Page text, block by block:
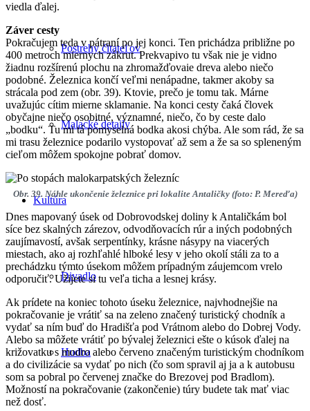
Postrehy čitateľov
Malacké detaily
Kultúra
Divadlo
Hudba
viedla ďalej.
Záver cesty
Pokračujem teda v pátraní po jej konci. Ten prichádza približne po
400 metroch miernych zákrut. Prekvapivo tu však nie je vidno
žiadnu rozšírenú plochu na zhromažďovaie dreva alebo niečo
podobné. Železnica končí veľmi nenápadne, takmer akoby sa
strácala pod zem (obr. 39). Ktovie, prečo je tomu tak. Márne
uvažujúc cítim mierne sklamanie. Na konci cesty čaká človek
obyčajne niečo osobitné, významné, niečo, čo by ceste dalo
„bodku“. Tu mi tá pomyselná bodka akosi chýba. Ale som rád, že sa
mi trasu železnice podarilo vystopovať až sem a že sa so spleneným
cieľom môžem spokojne pobrať domov.
Obr. 39. Náhle ukončenie železnice pri lokalite Antaličky (foto: P. Mereďa)
Dnes mapovaný úsek od Dobrovodskej doliny k Antaličkám bol
síce bez skalných zárezov, odvodňovacích rúr a iných podobných
zaujímavostí, avšak serpentínky, krásne násypy na viacerých
miestach, ako aj rozhľahlé hlboké lesy v jeho okolí stáli za to a
prechádzku týmto úsekom môžem prípadným záujemcom vrelo
odporučiť. Užijete si tu veľa ticha a lesnej krásy.
Ak prídete na koniec tohoto úseku železnice, najvhodnejšie na
pokračovanie je vrátiť sa na zeleno značený turistický chodník a
vydať sa ním buď do Hradišťa pod Vrátnom alebo do Dobrej Vody.
Alebo sa môžete vrátiť po bývalej železnici ešte o kúsok ďalej na
križovatku s modro alebo červeno značeným turistickým chodníkom
a do civilizácie sa vydať po nich (čo som spravil aj ja a k autobusu
som sa pobral po červenej značke do Brezovej pod Bradlom).
Možností na pokračovanie (zakončenie) túry budete tak mať viac
než dosť.